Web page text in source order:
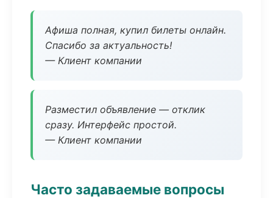
Афиша полная, купил билеты онлайн.
Спасибо за актуальность!
— Клиент компании
Разместил объявление — отклик
сразу. Интерфейс простой.
— Клиент компании
Часто задаваемые вопросы